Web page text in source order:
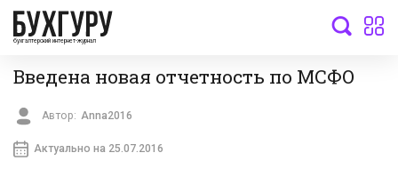
бухгалтерский интернет-журнал
Введена новая отчетность по МСФО
Автор: Anna2016
Актуально на 25.07.2016